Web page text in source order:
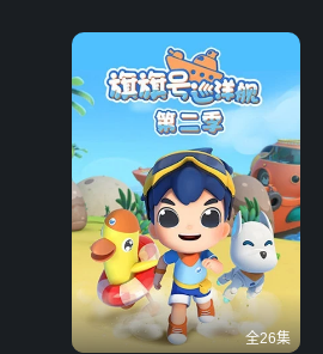
全26集